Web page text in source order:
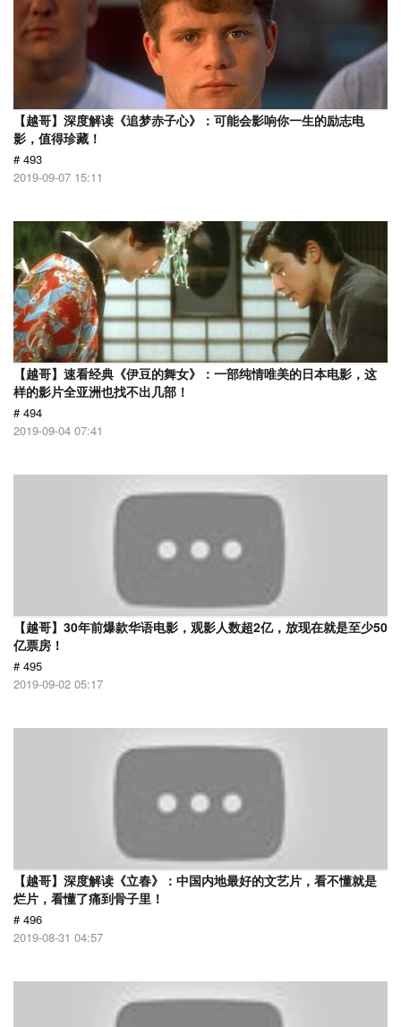
【越哥】深度解读《追梦赤子心》：可能会影响你一生的励志电
影，值得珍藏！
# 493
2019-09-07 15:11
【越哥】速看经典《伊豆的舞女》：一部纯情唯美的日本电影，这
样的影片全亚洲也找不出几部！
# 494
2019-09-04 07:41
【越哥】30年前爆款华语电影，观影人数超2亿，放现在就是至少50
亿票房！
# 495
2019-09-02 05:17
【越哥】深度解读《立春》：中国内地最好的文艺片，看不懂就是
烂片，看懂了痛到骨子里！
# 496
2019-08-31 04:57